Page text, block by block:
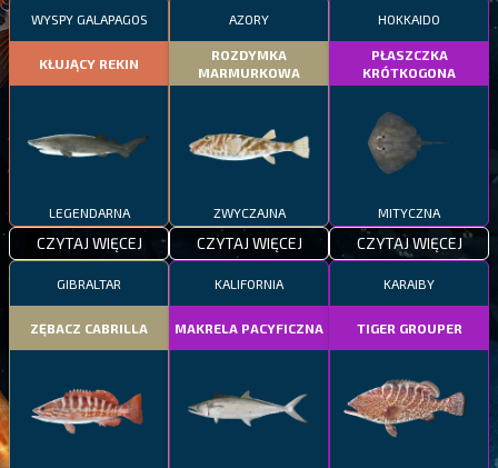
WYSPY GALAPAGOS
KŁUJĄCY REKIN
LEGENDARNA
CZYTAJ WIĘCEJ
AZORY
ROZDYMKA
MARMURKOWA
ZWYCZAJNA
CZYTAJ WIĘCEJ
HOKKAIDO
PŁASZCZKA
KRÓTKOGONA
MITYCZNA
CZYTAJ WIĘCEJ
GIBRALTAR
ZĘBACZ CABRILLA
KALIFORNIA
MAKRELA PACYFICZNA
KARAIBY
TIGER GROUPER